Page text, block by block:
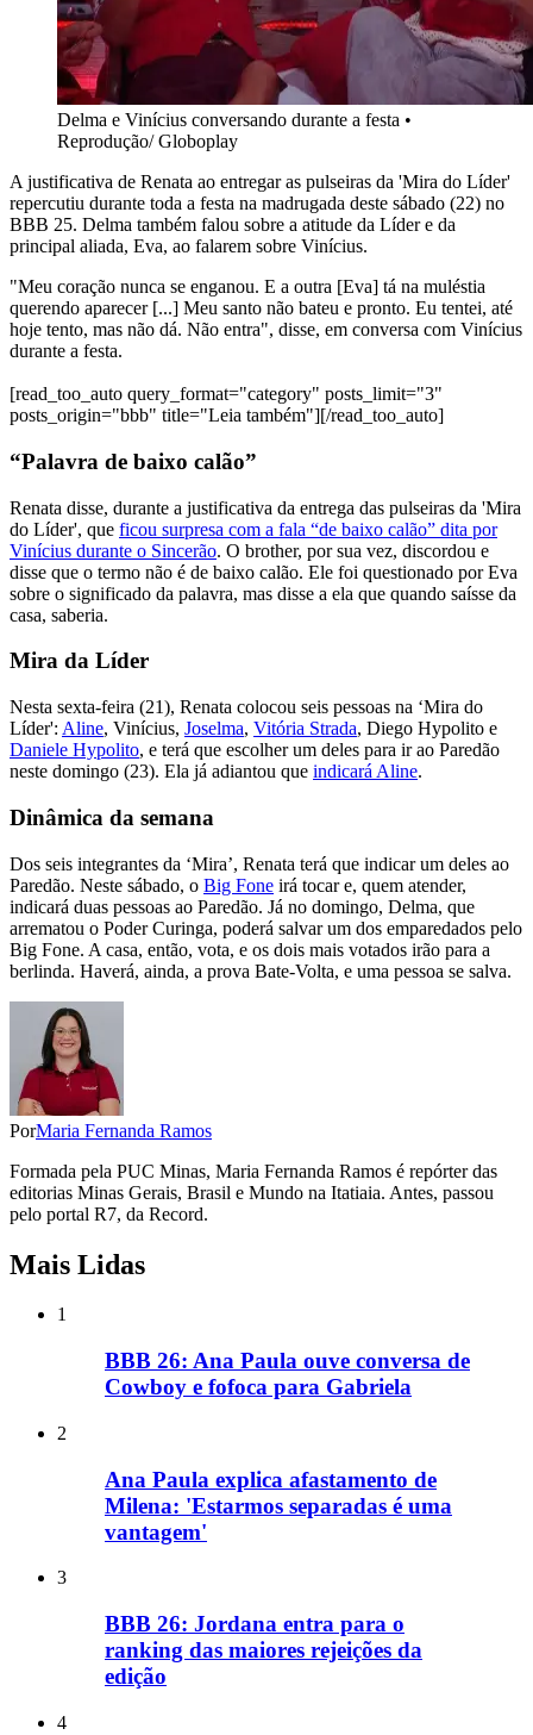
Delma e Vinícius conversando durante a festa •
Reprodução/ Globoplay
A justificativa de Renata ao entregar as pulseiras da 'Mira do Líder'
repercutiu durante toda a festa na madrugada deste sábado (22) no
BBB 25. Delma também falou sobre a atitude da Líder e da
principal aliada, Eva, ao falarem sobre Vinícius.
"Meu coração nunca se enganou. E a outra [Eva] tá na muléstia
querendo aparecer [...] Meu santo não bateu e pronto. Eu tentei, até
hoje tento, mas não dá. Não entra", disse, em conversa com Vinícius
durante a festa.
[read_too_auto query_format="category" posts_limit="3"
posts_origin="bbb" title="Leia também"][/read_too_auto]
“Palavra de baixo calão”
Renata disse, durante a justificativa da entrega das pulseiras da 'Mira
do Líder', que ficou surpresa com a fala “de baixo calão” dita por
Vinícius durante o Sincerão. O brother, por sua vez, discordou e
disse que o termo não é de baixo calão. Ele foi questionado por Eva
sobre o significado da palavra, mas disse a ela que quando saísse da
casa, saberia.
Mira da Líder
Nesta sexta-feira (21), Renata colocou seis pessoas na ‘Mira do
Líder': Aline, Vinícius, Joselma, Vitória Strada, Diego Hypolito e
Daniele Hypolito, e terá que escolher um deles para ir ao Paredão
neste domingo (23). Ela já adiantou que indicará Aline.
Dinâmica da semana
Dos seis integrantes da ‘Mira’, Renata terá que indicar um deles ao
Paredão. Neste sábado, o Big Fone irá tocar e, quem atender,
indicará duas pessoas ao Paredão. Já no domingo, Delma, que
arrematou o Poder Curinga, poderá salvar um dos emparedados pelo
Big Fone. A casa, então, vota, e os dois mais votados irão para a
berlinda. Haverá, ainda, a prova Bate-Volta, e uma pessoa se salva.
PorMaria Fernanda Ramos
Formada pela PUC Minas, Maria Fernanda Ramos é repórter das
editorias Minas Gerais, Brasil e Mundo na Itatiaia. Antes, passou
pelo portal R7, da Record.
Mais Lidas
1
BBB 26: Ana Paula ouve conversa de
Cowboy e fofoca para Gabriela
2
Ana Paula explica afastamento de
Milena: 'Estarmos separadas é uma
vantagem'
3
BBB 26: Jordana entra para o
ranking das maiores rejeições da
edição
4